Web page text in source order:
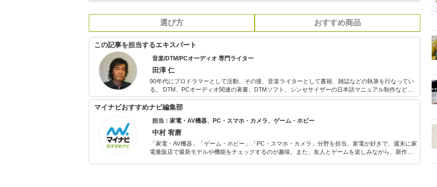
選び方 おすすめ商品
この記事を担当するエキスパート
音楽/DTM/PCオーディオ 専門ライター
田澤 仁
90年代にプロドラマーとして活動、その後、音楽ライターとして書籍、雑誌などの執筆を行なってい
る。 DTM、PCオーディオ関連の著書、DTMソフト、シンセサイザーの日本語マニュアル制作など多
数。 Webでは2007年～2009年までサイトAll Aboutで「ロック」のガイドを務めたほか、音楽情報サ
イトBARKSでは国内外の数多くの有名アーティストのインタビュー、ライブ取材などを行なってい
マイナビおすすめナビ編集部
担当：家電・AV機器、PC・スマホ・カメラ、ゲーム・ホビー
中村 宥磨
「家電・AV機器」「ゲーム・ホビー」「PC・スマホ・カメラ」分野を担当。家電が好きで、週末に家
電量販店で最新モデルや機能をチェックするのが趣味。また、友人とゲームを楽しみながら、新作タ